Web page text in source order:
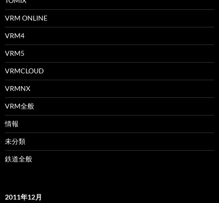
VRM ONLINE
VRM4
VRM5
VRMCLOUD
VRMNX
VRM全般
情報
未分類
鉄道全般
2011年12月